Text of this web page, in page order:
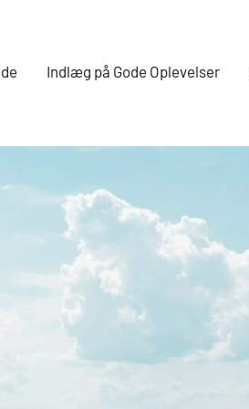
Indlæg på Gode Oplevelser